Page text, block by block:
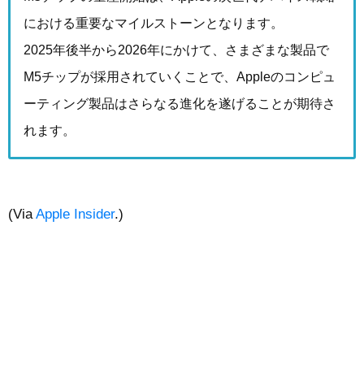
における重要なマイルストーンとなります。
2025年後半から2026年にかけて、さまざまな製品で
M5チップが採用されていくことで、Appleのコンピュ
ーティング製品はさらなる進化を遂げることが期待さ
れます。
(Via Apple Insider.)